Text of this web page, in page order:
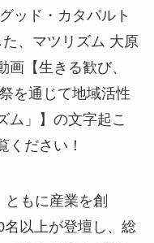
ッド・カタパルト
、マツリズム 大原
【生きる歓び、
を通じて地域活性
ム」】の文字起こ
ください！
もに産業を創
以上が登壇し、総